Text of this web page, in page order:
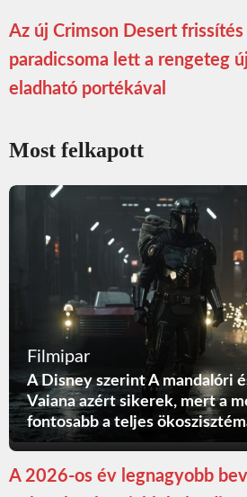
Az új Crimson Desert
paradicsoma lett a rengeteg
eladható portékával
Most felkapott
Filmipar
A Disney szerint A mandalóri
Vaiana azért sikerek, mert a
fontosabb a teljes
A 2026-os év legnagyobb